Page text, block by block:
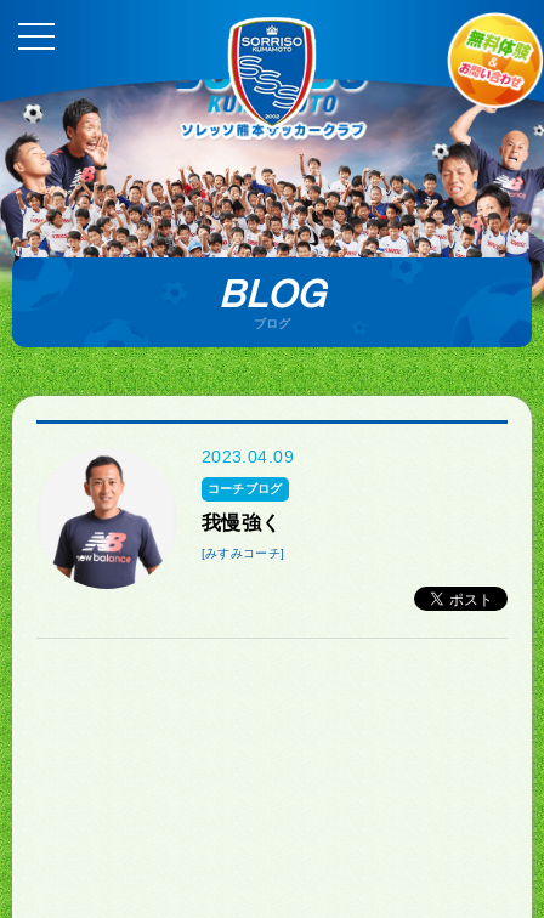
BLOG
ブログ
2023.04.09
コーチブログ
我慢強く
[みすみコーチ]